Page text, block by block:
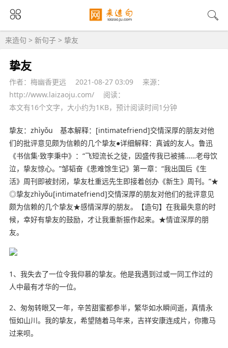
来造句 > 新句子 > 挚友
挚友
作者：梅幽香更远 2021-08-27 03:09
来源：
http://www.laizaoju.com/
阅读：
本文有16个文字，大小约为1KB，预计阅读时间1分钟
挚友：zhìyǒu 基本解释：[intimatefriend]交情深厚的朋友对他
们的批评意见颇为信赖的几个挚友●详细解释：真诚的友人。鲁迅
《书信集·致李秉中》：“飞短流长之徒，因盛传我已被捕……老母饮
泣，挚友惊心。”邹韬奋《患难馀生记》第一章：“我出国后《生
活》周刊即被封闭，挚友杜重远先生即接着创办《新生》周刊。”★
◎挚友zhìyǒu[intimatefriend]交情深厚的朋友对他们的批评意见
颇为信赖的几个挚友★感情深厚的朋友。【造句】在我最失意的时
候，幸好有挚友的鼓励，才让我重新振作起来。★情谊深厚的朋
友。
1、我失去了一位令我仰慕的挚友。他是我遇到过或一同工作过的
人中最有才华的一位。
2、匆匆转眼又一年，辛苦甜蜜都参半，繁华如水瞬间逝，真情永
恒如山川。我的挚友，希望随着马年来，吉祥安康连成片，你撒马
过来呗。